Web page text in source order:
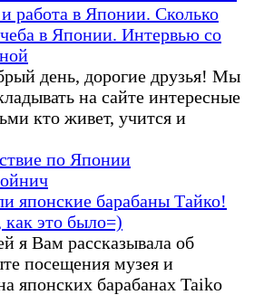
работа в Японии. Сколько
в Японии. Интервью со
день, дорогие друзья! Мы
на сайте интересные
кто живет, учится и
по Японии
японские барабаны Тайко!
как это было=)
я Вам рассказывала об
посещения музея и
японских барабанах Taiko